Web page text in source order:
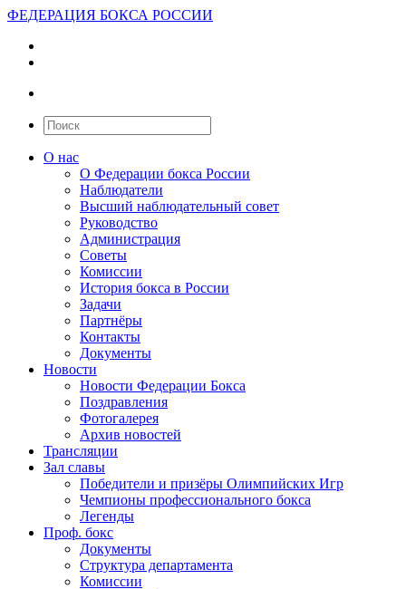
ФЕДЕРАЦИЯ БОКСА РОССИИ
О нас
О Федерации бокса России
Наблюдатели
Высший наблюдательный совет
Руководство
Администрация
Советы
Комиссии
История бокса в России
Задачи
Партнёры
Контакты
Документы
Новости
Новости Федерации Бокса
Поздравления
Фотогалерея
Архив новостей
Трансляции
Зал славы
Победители и призёры Олимпийских Игр
Чемпионы профессионального бокса
Легенды
Проф. бокс
Документы
Структура департамента
Комиссии